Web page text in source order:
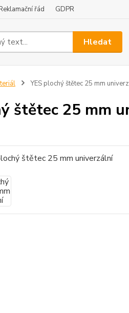
řád GDPR
Hledat
YES plochý štětec 25 mm
štětec 25 mm